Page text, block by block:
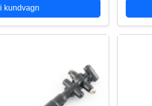
kundvagn